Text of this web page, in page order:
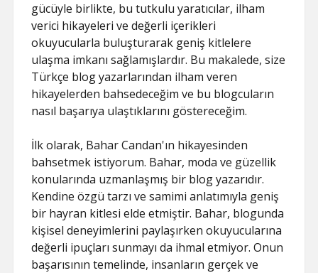
gücüyle birlikte, bu tutkulu yaratıcılar, ilham
verici hikayeleri ve değerli içerikleri
okuyucularla buluşturarak geniş kitlelere
ulaşma imkanı sağlamışlardır. Bu makalede, size
Türkçe blog yazarlarından ilham veren
hikayelerden bahsedeceğim ve bu blogcuların
nasıl başarıya ulaştıklarını göstereceğim.
İlk olarak, Bahar Candan'ın hikayesinden
bahsetmek istiyorum. Bahar, moda ve güzellik
konularında uzmanlaşmış bir blog yazarıdır.
Kendine özgü tarzı ve samimi anlatımıyla geniş
bir hayran kitlesi elde etmiştir. Bahar, blogunda
kişisel deneyimlerini paylaşırken okuyucularına
değerli ipuçları sunmayı da ihmal etmiyor. Onun
başarısının temelinde, insanların gerçek ve